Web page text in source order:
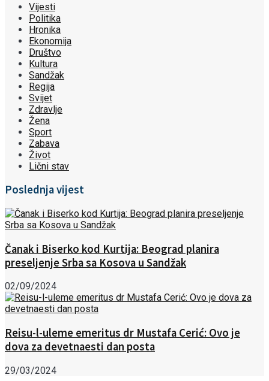
Vijesti
Politika
Hronika
Ekonomija
Društvo
Kultura
Sandžak
Regija
Svijet
Zdravlje
Žena
Sport
Zabava
Život
Lični stav
Poslednja vijest
Čanak i Biserko kod Kurtija: Beograd planira
preseljenje Srba sa Kosova u Sandžak
02/09/2024
Reisu-l-uleme emeritus dr Mustafa Cerić: Ovo je
dova za devetnaesti dan posta
29/03/2024